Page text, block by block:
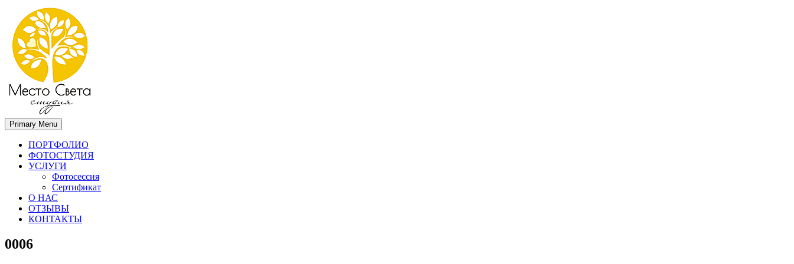
Место света. Свадебный фотограф в Орле Апальков Вячеслав
Свадебный фотограф в Орле
Primary Menu
ПОРТФОЛИО
ФОТОСТУДИЯ
УСЛУГИ
Фотосессия
Сертификат
О НАС
ОТЗЫВЫ
КОНТАКТЫ
0006